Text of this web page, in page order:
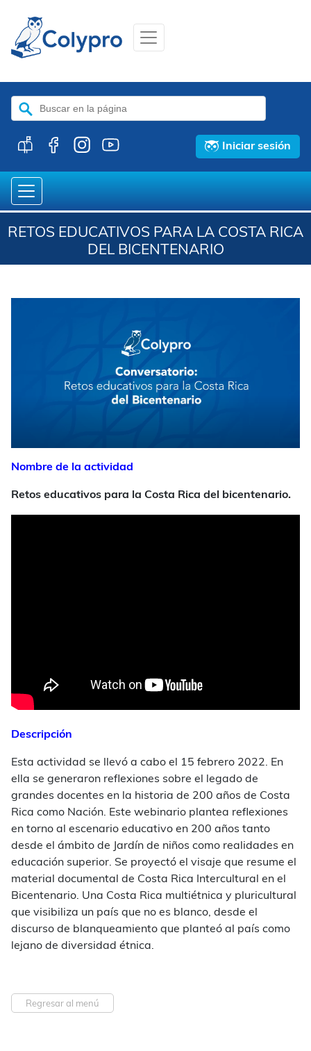
Buscar:
Iniciar sesión
RETOS EDUCATIVOS PARA LA COSTA RICA
DEL BICENTENARIO
Nombre de la actividad
Retos educativos para la Costa Rica del bicentenario.
Descripción
Esta actividad se llevó a cabo el 15 febrero 2022. En
ella se generaron reflexiones sobre el legado de
grandes docentes en la historia de 200 años de Costa
Rica como Nación. Este webinario plantea reflexiones
en torno al escenario educativo en 200 años tanto
desde el ámbito de Jardín de niños como realidades en
educación superior. Se proyectó el visaje que resume el
material documental de Costa Rica Intercultural en el
Bicentenario. Una Costa Rica multiétnica y pluricultural
que visibiliza un país que no es blanco, desde el
discurso de blanqueamiento que planteó al país como
lejano de diversidad étnica.
Regresar al menú